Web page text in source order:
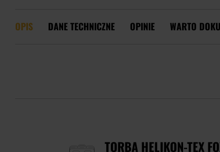
OPIS DANE TECHNICZNE OPINIE WARTO
TORBA HELIKON-TEX